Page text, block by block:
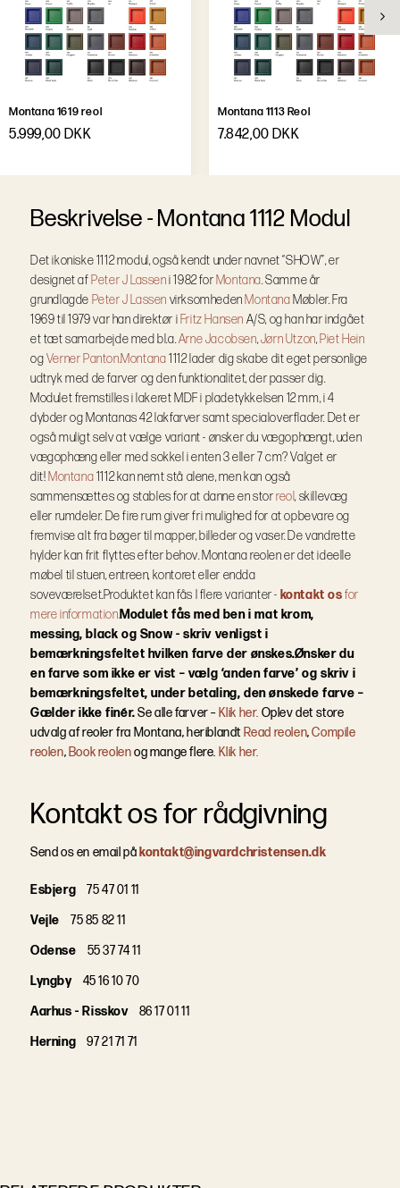
Montana 1619 reol
5.999,00 DKK
Montana 1113 Reol
7.842,00 DKK
Beskrivelse-Montana 1112 Modul
Det ikoniske 1112 modul, også kendt under navnet “SHOW”, er
designet af Peter J Lasseni 1982 for Montana. Samme år
grundlagde Peter J Lassen virksomheden Montana Møbler. Fra
1969 til 1979 var han direktør i Fritz Hansen A/S, og han har indgået
et tæt samarbejde med bl.a.Arne Jacobsen,Jørn Utzon,Piet Hein
ogVerner Panton.Montana1112 lader dig skabe dit eget personlige
udtryk med de farver og den funktionalitet, der passer dig.
Modulet fremstilles i lakeret MDF i pladetykkelsen 12 mm, i 4
dybder og Montanas 42 lakfarver samt specialoverflader. Det er
også muligt selv at vælge variant - ønsker du vægophængt, uden
vægophæng eller med sokkel i enten 3 eller 7 cm? Valget er
dit! Montana1112 kan nemt stå alene, men kan også
sammensættes og stables for at danne en storreol, skillevæg
eller rumdeler. De fire rum giver fri mulighed for at opbevare og
fremvise alt fra bøger til mapper, billeder og vaser. De vandrette
hylder kan frit flyttes efter behov. Montana reolen er det ideelle
møbel til stuen, entreen, kontoret eller endda
soveværelset.Produktet kan fås I flere varianter - kontakt osfor
mere information.Modulet fås med ben i mat krom,
messing, black og Snow - skriv venligst i
bemærkningsfeltet hvilken farve der ønskes.Ønsker du
en farve som ikke er vist – vælg ‘anden farve’ og skriv i
bemærkningsfeltet, under betaling, den ønskede farve –
Gælder ikke finér.Se alle farver – Klik her. Oplev det store
udvalg af reoler fra Montana, heriblandt Read reolen,Compile
reolen, Book reolenog mange flere. Klik her.
Kontakt os for rådgivning
Send os en email på kontakt@ingvardchristensen.dk
Esbjerg
75 47 01 11
Vejle
75 85 82 11
Odense
55 37 74 11
Lyngby
45 16 10 70
Aarhus - Risskov
86 17 01 11
Herning
97 21 71 71